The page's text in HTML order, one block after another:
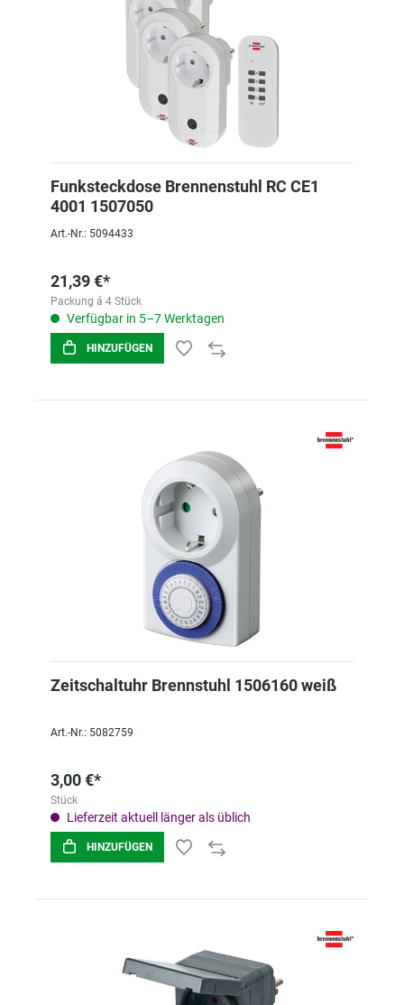
Funksteckdose Brennenstuhl RC CE1
4001 1507050
Art.-Nr.: 5094433
21,39 €*
Packung á 4 Stück
Verfügbar in 5–7 Werktagen
HINZUFÜGEN
Zeitschaltuhr Brennstuhl 1506160 weiß
Art.-Nr.: 5082759
3,00 €*
Stück
Lieferzeit aktuell länger als üblich
HINZUFÜGEN